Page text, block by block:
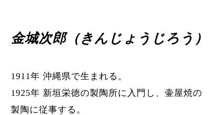
金城次郎（きんじょうじろう）
1911年 沖縄県で生まれる。
1925年 新垣栄徳の製陶所に入門し、壷屋焼の
製陶に従事する。